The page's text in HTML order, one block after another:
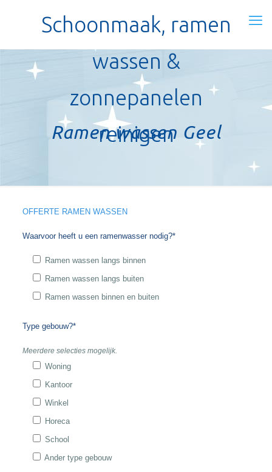
Schoonmaak, ramen
wassen &
zonnepanelen
reinigen
Ramen wassen Geel
OFFERTE RAMEN WASSEN
Waarvoor heeft u een ramenwasser nodig?*
Ramen wassen langs binnen
Ramen wassen langs buiten
Ramen wassen binnen en buiten
Type gebouw?*
Meerdere selecties mogelijk.
Woning
Kantoor
Winkel
Horeca
School
Ander type gebouw